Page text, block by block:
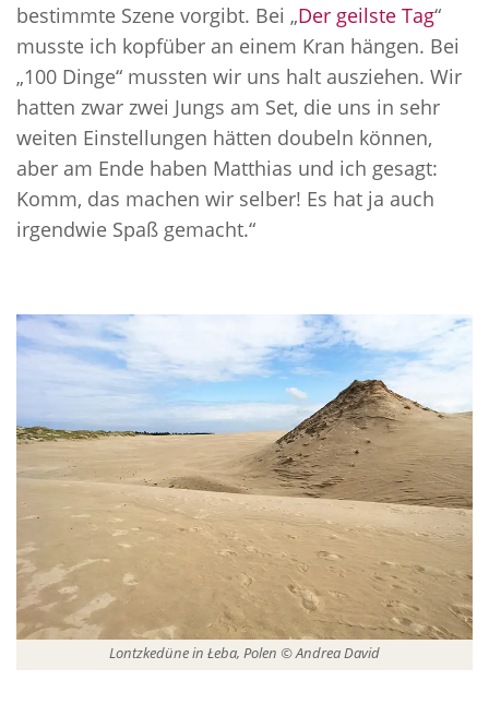
bestimmte Szene vorgibt. Bei „Der geilste Tag“
musste ich kopfüber an einem Kran hängen. Bei
„100 Dinge“ mussten wir uns halt ausziehen. Wir
hatten zwar zwei Jungs am Set, die uns in sehr
weiten Einstellungen hätten doubeln können,
aber am Ende haben Matthias und ich gesagt:
Komm, das machen wir selber! Es hat ja auch
irgendwie Spaß gemacht.“
Lontzkedüne in Łeba, Polen © Andrea David